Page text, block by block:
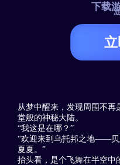
下载
从梦中醒来，发现周围不再
堂般的神秘大陆。
“我这是在哪？”
“欢迎来到乌托邦之地——贝
夏夏。”
抬头看，是个飞舞在半空中